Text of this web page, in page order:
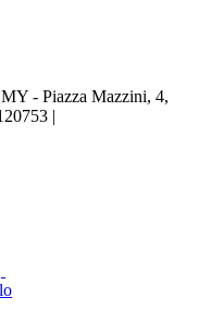
- Piazza Mazzini, 4,
|